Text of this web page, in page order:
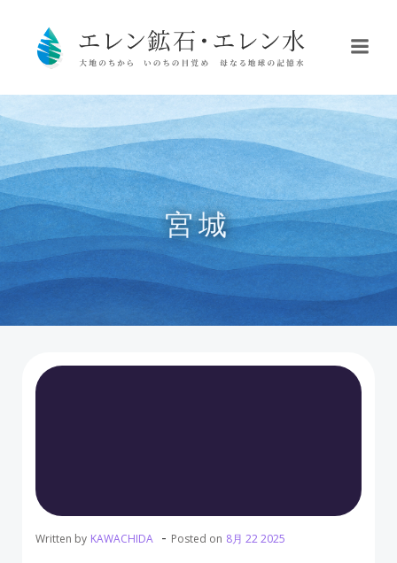
テ
ツ
へ
ス
キ
ッ
プ
宮城
Written by KAWACHIDA - Posted on 8月 22 2025